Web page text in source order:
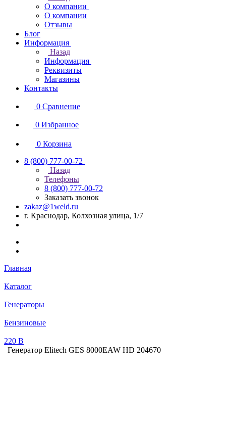
О компании
О компании
Отзывы
Блог
Информация
Назад
Информация
Реквизиты
Магазины
Контакты
0 Сравнение
0 Избранное
0 Корзина
8 (800) 777-00-72
Назад
Телефоны
8 (800) 777-00-72
Заказать звонок
zakaz@1weld.ru
г. Краснодар, Колхозная улица, 1/7
Главная
Каталог
Генераторы
Бензиновые
220 В
Генератор Elitech GES 8000EAW HD 204670